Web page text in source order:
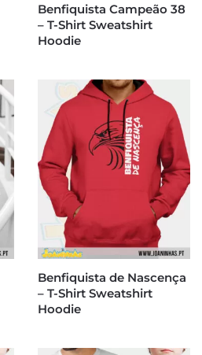
Benfiquista Campeão 38
– T-Shirt Sweatshirt
Hoodie
Benfiquista de Nascença
– T-Shirt Sweatshirt
Hoodie